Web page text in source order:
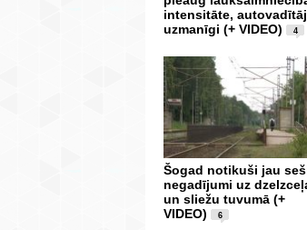
intensitāte,
uzmanīgi (+ VIDEO)
4
Šogad notikuši jau
negadījumi uz
un sliežu tuvumā (+
VIDEO)
6